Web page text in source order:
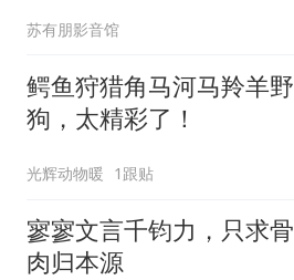
苏有朋影音馆
鳄鱼狩猎角马河马羚羊野
狗，太精彩了！
光辉动物暖 1跟贴
寥寥文言千钧力，只求骨
肉归本源